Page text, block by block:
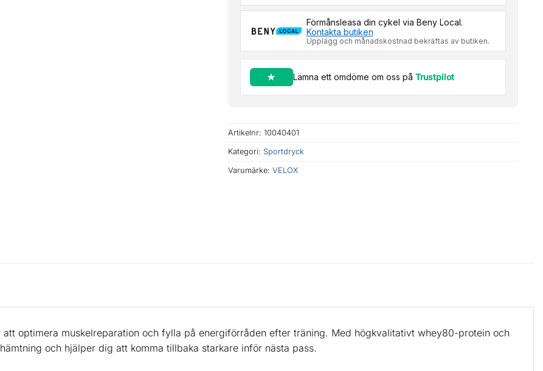
Förmånsleasa din cykel via Beny Local.
Kontakta butiken
Upplägg och månadskostnad bekräftas av butiken.
Lämna ett omdöme om oss på Trustpilot
Artikelnr: 10040401
Kategori: Sportdryck
Varumärke: VELOX
optimera muskelreparation och fylla på energiförråden efter träning. Med högkvalitativt whey80-protein och
och hjälper dig att komma tillbaka starkare inför nästa pass.